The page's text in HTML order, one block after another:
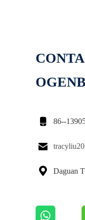
 86--

 Daguan